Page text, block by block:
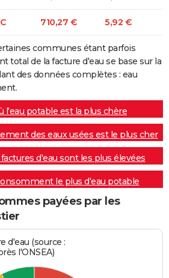
710,27 € 5,92 €
communes étant parfois
total de la facture d'eau se base sur la
des données complètes : eau
l'eau potable est la plus chère
des eaux usées est le plus cher
d'eau sont les plus élevées
le plus d'eau potable
payées par les
d'eau (source :
l'ONSEA)